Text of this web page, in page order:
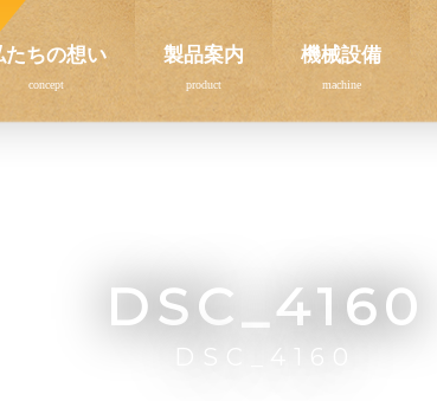
たちの想い 製品案内 機械設備
DSC_4160